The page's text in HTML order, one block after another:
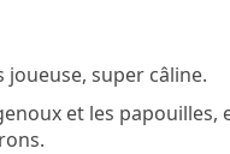
joueuse, super câline.
et les papouilles,